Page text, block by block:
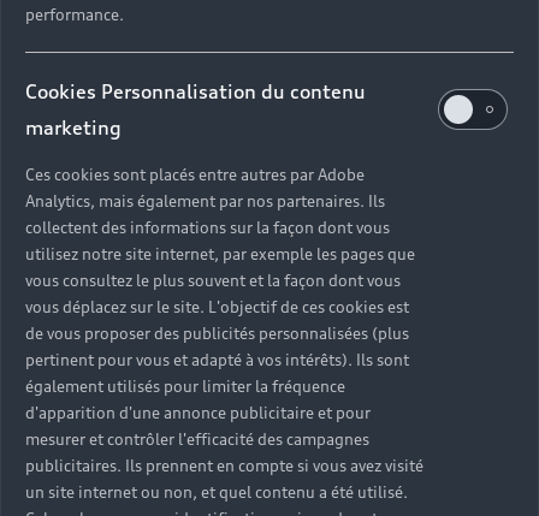
compromis. Dans chacune de nos concessions de
voitures Audi, nos techniciens experts possèdent
nécessaires pour réaliser toutes les interventions
sur votre véhicule et prendre soin de votre Audi.
Révisions et réparations mécaniques, monte de
pneumatiques été / hiver, préparation au contrôle
technique, solutions de mobilité en cas
d’immobilisation… retrouvez tous nos services
dans votre concession Audi près de chez vous.
performance.
Cookies Personnalisation du contenu
marketing
Ces cookies sont placés entre autres par Adobe
Analytics, mais également par nos partenaires. Ils
collectent des informations sur la façon dont vous
utilisez notre site internet, par exemple les pages que
vous consultez le plus souvent et la façon dont vous
vous déplacez sur le site. L'objectif de ces cookies est
de vous proposer des publicités personnalisées (plus
pertinent pour vous et adapté à vos intérêts). Ils sont
également utilisés pour limiter la fréquence
d'apparition d'une annonce publicitaire et pour
mesurer et contrôler l'efficacité des campagnes
publicitaires. Ils prennent en compte si vous avez visité
un site internet ou non, et quel contenu a été utilisé.